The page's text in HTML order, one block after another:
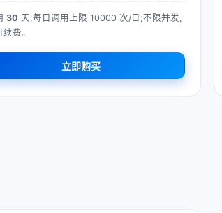
30 天;每日调用上限 10000 次/日;不限并发,
费。
立即购买